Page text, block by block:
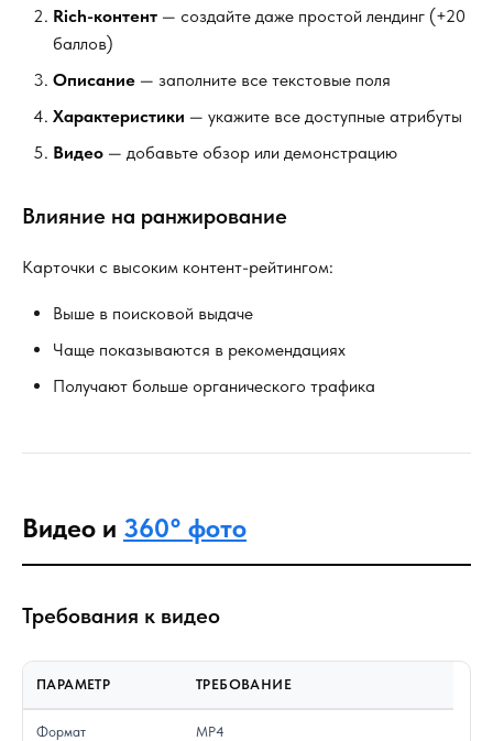
Rich-контент — создайте даже простой лендинг (+20
баллов)
Описание — заполните все текстовые поля
Характеристики — укажите все доступные атрибуты
Видео — добавьте обзор или демонстрацию
Влияние на ранжирование
Карточки с высоким контент-рейтингом:
Выше в поисковой выдаче
Чаще показываются в рекомендациях
Получают больше органического трафика
Видео и 360° фото
Требования к видео
ПАРАМЕТР ТРЕБОВАНИЕ
Формат MP4